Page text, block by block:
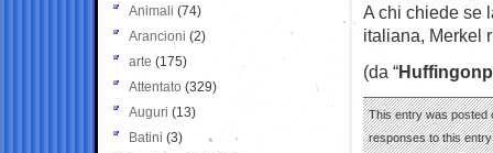
A chi chiede se
italiana, Merkel
(da “
This entry was posted
responses to this
Animali (74)
Arancioni (2)
arte (175)
Attentato (329)
Auguri (13)
Batini (3)